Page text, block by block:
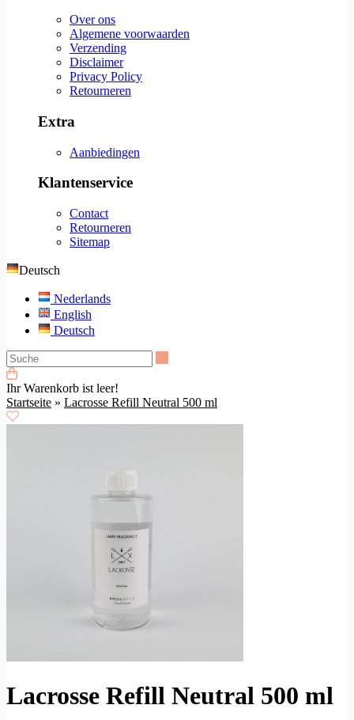
Over ons
Algemene voorwaarden
Verzending
Disclaimer
Privacy Policy
Retourneren
Extra
Aanbiedingen
Klantenservice
Contact
Retourneren
Sitemap
Deutsch
Nederlands
English
Deutsch
Ihr Warenkorb ist leer!
Startseite » Lacrosse Refill Neutral 500 ml
Lacrosse Refill Neutral 500 ml